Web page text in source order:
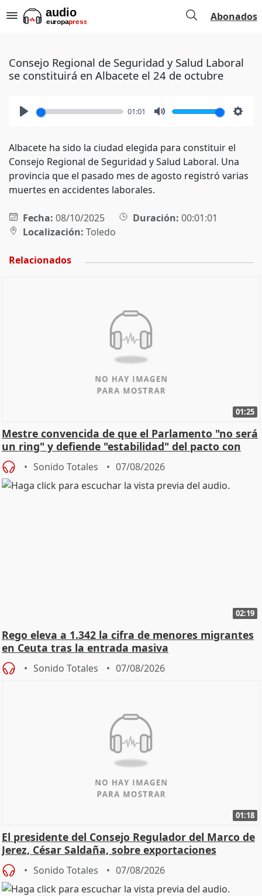
Abonados
Consejo Regional de Seguridad y Salud Laboral
se constituirá en Albacete el 24 de octubre
01:01
Albacete ha sido la ciudad elegida para constituir el
Consejo Regional de Seguridad y Salud Laboral. Una
provincia que el pasado mes de agosto registró varias
muertes en accidentes laborales.
Fecha: 08/10/2025 Duración: 00:01:01
Localización: Toledo
Relacionados
01:25
Mestre convencida de que el Parlamento "no será
un ring" y defiende "estabilidad" del pacto con
Vox
Sonido Totales 07/08/2026
02:19
Rego eleva a 1.342 la cifra de menores migrantes
en Ceuta tras la entrada masiva
Sonido Totales 07/08/2026
01:18
El presidente del Consejo Regulador del Marco de
Jerez, César Saldaña, sobre exportaciones
Sonido Totales 07/08/2026